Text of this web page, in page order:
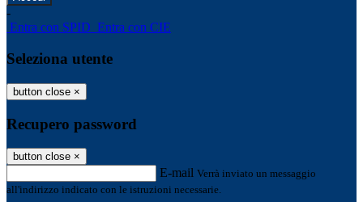
-
Entra con SPID Entra con CIE
Seleziona utente
button close ×
Recupero password
button close ×
E-mail Verrà inviato un messaggio
all'indirizzo indicato con le istruzioni necessarie.